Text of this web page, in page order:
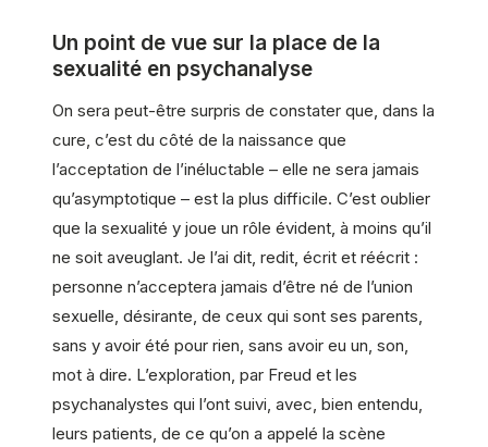
Un point de vue sur la place de la
sexualité en psychanalyse
On sera peut-être surpris de constater que, dans la
cure, c’est du côté de la naissance que
l’acceptation de l’inéluctable – elle ne sera jamais
qu’asymptotique – est la plus difficile. C’est oublier
que la sexualité y joue un rôle évident, à moins qu’il
ne soit aveuglant. Je l’ai dit, redit, écrit et réécrit :
personne n’acceptera jamais d’être né de l’union
sexuelle, désirante, de ceux qui sont ses parents,
sans y avoir été pour rien, sans avoir eu un, son,
mot à dire. L’exploration, par Freud et les
psychanalystes qui l’ont suivi, avec, bien entendu,
leurs patients, de ce qu’on a appelé la scène